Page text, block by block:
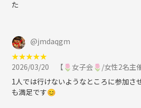
た
@jmdaqgm
★★★★★
2026/03/20
【🌷女子会🌷/女性2名主催】渋谷にあるコスパ抜群なおしゃ
1人では行けないようなところに参加さ
も満足です😊